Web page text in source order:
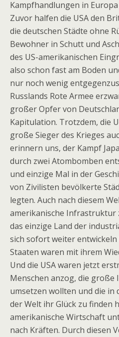
Kampfhandlungen in
Zuvor halfen die USA den
die deutschen Städte ohne
Bewohner in Schutt und
des US-amerikanischen
also schon fast am Boden
nur noch wenig
Russlands Rote Armee
großer Opfer von
Kapitulation. Trotzdem, die
große Sieger des Krieges
erinnern uns, der Kampf
durch zwei Atombomben
und einzige Mal in der
von Zivilisten bevölkerte
legten. Auch nach diesem
amerikanische Infrastruktur
das einzige Land der
sich sofort weiter
Staaten waren mit ihrem
Und die USA waren jetzt
Menschen anzog, die große
umsetzen wollten und die in
der Welt ihr Glück zu finden
amerikanische Wirtschaft
nach Kräften. Durch diesen